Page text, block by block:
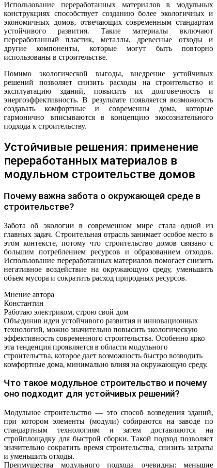
Использование переработанных материалов в модульных
конструкциях способствует созданию более экологичных и
экономичных домов, отвечающих современным стандартам
устойчивого развития. Такие материалы включают
переработанный пластик, металлы, древесные отходы и
другие компоненты, которые могут быть повторно
использованы в строительстве.
Помимо экологической выгоды, внедрение устойчивых
решений позволяет снизить расходы на строительство и
эксплуатацию зданий, повысить их долговечность и
энергоэффективность. В результате появляется возможность
создавать комфортные и современны дома, которые
гармонично вписываются в концепцию экосознательного
подхода к строительству.
Устойчивые решения: применение
переработанных материалов в
модульном строительстве домов
Почему важна забота о окружающей среде в
строительстве?
Забота об экологии в современном мире стала одной из
главных задач. Строительная отрасль занимает особое место в
этом контексте, потому что строительство домов связано с
большим потреблением ресурсов и образованием отходов.
Использование переработанных материалов помогает снизить
негативное воздействие на окружающую среду, уменьшить
объем мусора и сократить расход природных ресурсов.
Мнение автора
Константин
Работаю электриком, строю свой дом
Объединив идеи устойчивого развития и инновационных
технологий, можно значительно повысить экологическую
эффективность современного строительства. Особенно ярко
эта тенденция проявляется в области модульного
строительства, которое дает возможность быстро возводить
комфортные дома, минимально влияя на окружающую среду.
Что такое модульное строительство и почему
оно подходит для устойчивых решений?
Модульное строительство — это способ возведения зданий,
при котором элементы (модули) собираются на заводе по
стандартным технологиям и затем доставляются на
стройплощадку для быстрой сборки. Такой подход позволяет
значительно сократить время строительства, снизить затраты
и уменьшить отходы.
Преимущества модульного подхода очевидны: меньшие